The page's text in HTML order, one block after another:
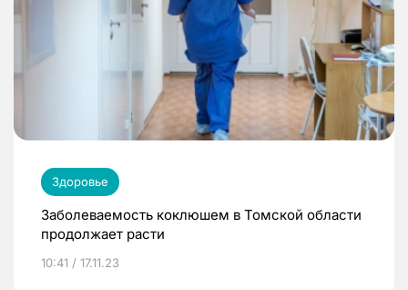
Здоровье
Заболеваемость коклюшем в Томской области
продолжает расти
10:41 / 17.11.23